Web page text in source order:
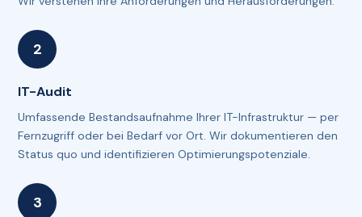
IT-Audit
Umfassende Bestandsaufnahme Ihrer IT-Infrastruktur — per
Fernzugriff oder bei Bedarf vor Ort. Wir dokumentieren den
Status quo und identifizieren Optimierungspotenziale.